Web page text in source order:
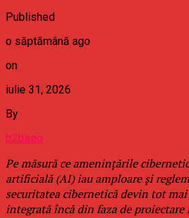
Published
o săptămână ago
on
iulie 31, 2026
By
b2bseo
Pe măsură ce amenințările
artificială (AI) iau amploare și
securitatea cibernetică devin tot
integrată încă din faza de proiectare